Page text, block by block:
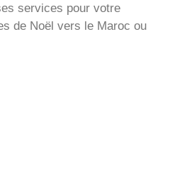
services pour votre
de Noël vers le Maroc ou